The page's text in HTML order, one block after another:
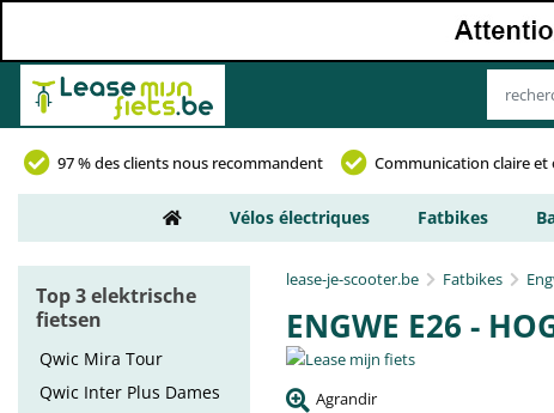
97 % des clients nous recommandent Communication claire et
Vélos électriques Fatbikes
Top 3 elektrische
fietsen
Qwic Mira Tour
Qwic Inter Plus Dames
lease-je-scooter.be Fatbikes
ENGWE E26 -
Agrandir